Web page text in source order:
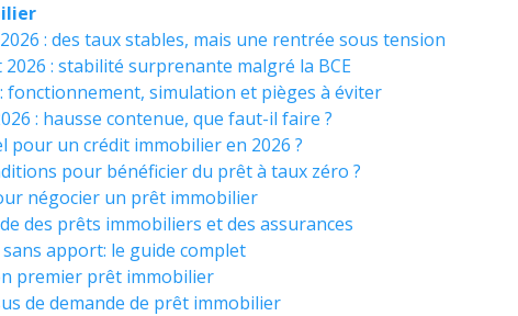
: des taux stables, mais une rentrée sous tension
: stabilité surprenante malgré la BCE
fonctionnement, simulation et pièges à éviter
: hausse contenue, que faut-il faire ?
pour un crédit immobilier en 2026 ?
pour bénéficier du prêt à taux zéro ?
négocier un prêt immobilier
des prêts immobiliers et des assurances
apport: le guide complet
premier prêt immobilier
de demande de prêt immobilier